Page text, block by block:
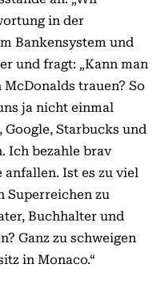
in der
Bankensystem und
und fragt: „Kann man
trauen? So
ja nicht einmal
Google, Starbucks und
Ich bezahle brav
anfallen. Ist es zu viel
Superreichen zu
Buchhalter und
Ganz zu schweigen
in Monaco.“